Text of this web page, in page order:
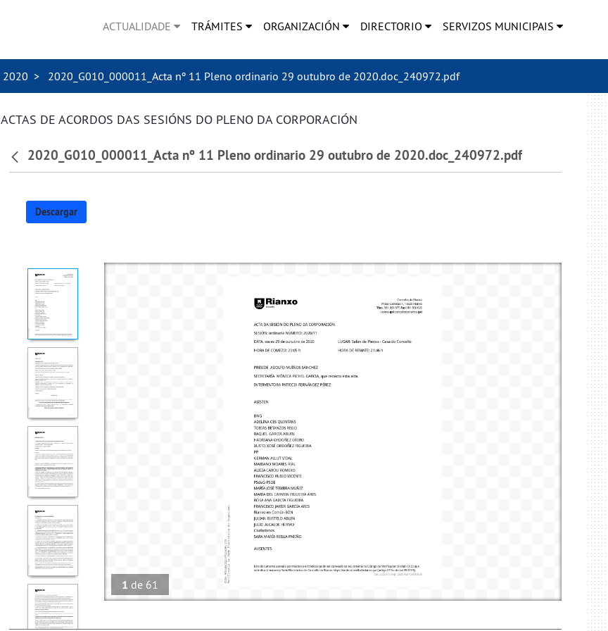
ACTUALIDADE TRÁMITES ORGANIZACIÓN DIRECTORIO SERVIZOS MUNICIPAIS
2020 2020_G010_000011_Acta nº 11 Pleno ordinario 29 outubro de 2020.doc_240972.pdf
ACTAS DE ACORDOS DAS SESIÓNS DO PLENO DA CORPORACIÓN
2020_G010_000011_Acta nº 11 Pleno ordinario 29 outubro de 2020.doc_240972.pdf
Descargar
1 de 61